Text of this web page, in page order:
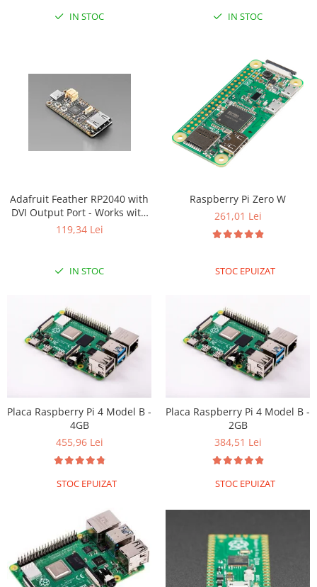
IN STOC IN STOC
Adafruit Feather RP2040 with
DVI Output Port - Works with
HDMI
119,34 Lei
IN STOC
Raspberry Pi Zero W
261,01 Lei
STOC EPUIZAT
Placa Raspberry Pi 4 Model B -
4GB
455,96 Lei
STOC EPUIZAT
Placa Raspberry Pi 4 Model B -
2GB
384,51 Lei
STOC EPUIZAT